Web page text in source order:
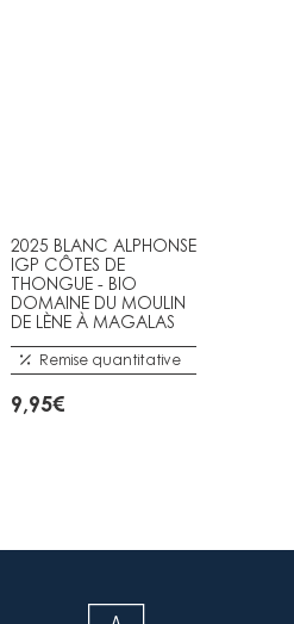
2025 BLANC ALPHONSE
IGP CÔTES DE
THONGUE - BIO
DOMAINE DU MOULIN
DE LÈNE À MAGALAS
Remise quantitative
9,95€